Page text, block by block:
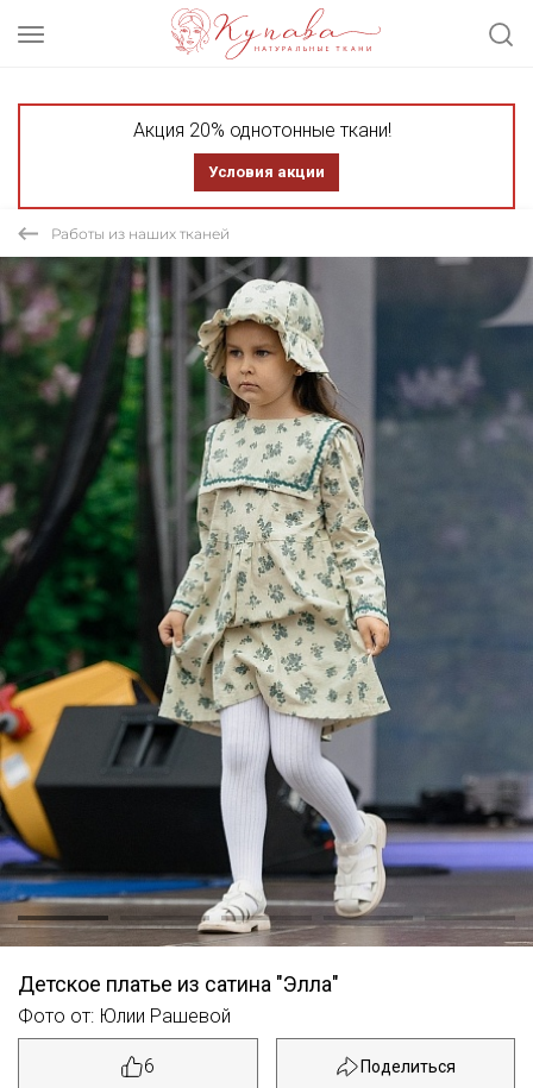
Акция 20% однотонные ткани!
Условия акции
Работы из наших тканей
Детское платье из сатина "Элла"
Фото от: Юлии Рашевой
6